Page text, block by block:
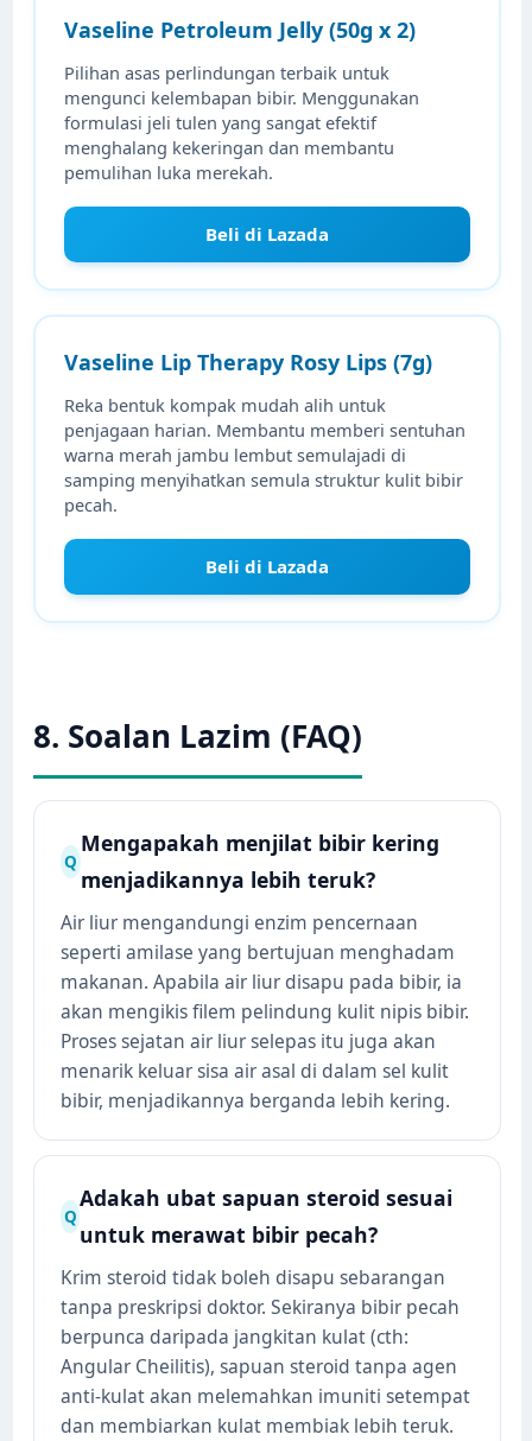
Vaseline Petroleum Jelly (50g x 2)
Pilihan asas perlindungan terbaik untuk
mengunci kelembapan bibir. Menggunakan
formulasi jeli tulen yang sangat efektif
menghalang kekeringan dan membantu
pemulihan luka merekah.
Beli di Lazada
Vaseline Lip Therapy Rosy Lips (7g)
Reka bentuk kompak mudah alih untuk
penjagaan harian. Membantu memberi sentuhan
warna merah jambu lembut semulajadi di
samping menyihatkan semula struktur kulit bibir
pecah.
Beli di Lazada
8. Soalan Lazim (FAQ)
Q
Mengapakah menjilat bibir kering
menjadikannya lebih teruk?
Air liur mengandungi enzim pencernaan
seperti amilase yang bertujuan menghadam
makanan. Apabila air liur disapu pada bibir, ia
akan mengikis filem pelindung kulit nipis bibir.
Proses sejatan air liur selepas itu juga akan
menarik keluar sisa air asal di dalam sel kulit
bibir, menjadikannya berganda lebih kering.
Q
Adakah ubat sapuan steroid sesuai
untuk merawat bibir pecah?
Krim steroid tidak boleh disapu sebarangan
tanpa preskripsi doktor. Sekiranya bibir pecah
berpunca daripada jangkitan kulat (cth:
Angular Cheilitis), sapuan steroid tanpa agen
anti-kulat akan melemahkan imuniti setempat
dan membiarkan kulat membiak lebih teruk.